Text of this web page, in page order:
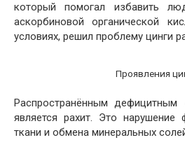
который помогал избавить
аскорбиновой органической
условиях, решил проблему цинги
Проявления
Распространённым дефицитным
является рахит. Это нарушение
ткани и обмена минеральных